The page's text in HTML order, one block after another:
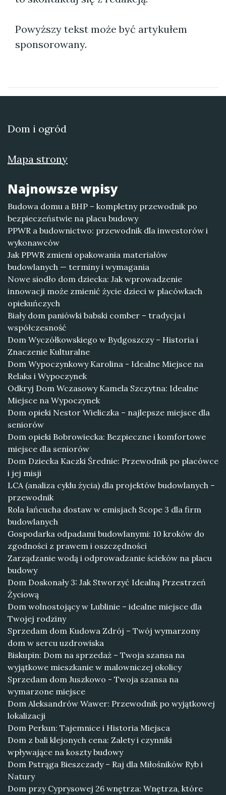
Powyższy tekst może być artykułem
sponsorowany.
Dom i ogród
Mapa strony
Najnowsze wpisy
Budowa domu a BHP – kompletny przewodnik po
bezpieczeństwie na placu budowy
PPWR a budownictwo: przewodnik dla inwestorów i
wykonawców
Jak PPWR zmieni opakowania materiałów
budowlanych — terminy i wymagania
Nowe siodło dom dziecka: Jak wprowadzenie
innowacji może zmienić życie dzieci w placówkach
opiekuńczych
Biały dom paniówki babski comber – tradycja i
współczesność
Dom Wyczółkowskiego w Bydgoszczy – Historia i
Znaczenie Kulturalne
Dom Wypoczynkowy Karolina - Idealne Miejsce na
Relaks i Wypoczynek
Odkryj Dom Wczasowy Kamela Szczytna: Idealne
Miejsce na Wypoczynek
Dom opieki Nestor Wieliczka – najlepsze miejsce dla
seniorów
Dom opieki Bobrowiecka: Bezpieczne i komfortowe
miejsce dla seniorów
Dom Dziecka Kaczki Średnie: Przewodnik po placówce
i jej misji
LCA (analiza cyklu życia) dla projektów budowlanych –
przewodnik
Rola łańcucha dostaw w emisjach Scope 3 dla firm
budowlanych
Gospodarka odpadami budowlanymi: 10 kroków do
zgodności z prawem i oszczędności
Zarządzanie wodą i odprowadzanie ścieków na placu
budowy
Dom Doskonały 3: Jak Stworzyć Idealną Przestrzeń
Życiową
Dom wolnostojący w Lublinie – idealne miejsce dla
Twojej rodziny
Sprzedam dom Kudowa Zdrój – Twój wymarzony
dom w sercu uzdrowiska
Biskupin: Dom na sprzedaż – Twoja szansa na
wyjątkowe mieszkanie w malowniczej okolicy
Sprzedam dom Juszkowo - Twoja szansa na
wymarzone miejsce
Dom Aleksandrów Wawer: Przewodnik po wyjątkowej
lokalizacji
Dom Perkun: Tajemnice i Historia Miejsca
Dom z bali klejonych cena: Zalety i czynniki
wpływające na koszty budowy
Dom Pstrąga Bieszczady – Raj dla Miłośników Ryb i
Natury
Dom przy Cyprysowej 26 wnętrza: Wnętrza, które